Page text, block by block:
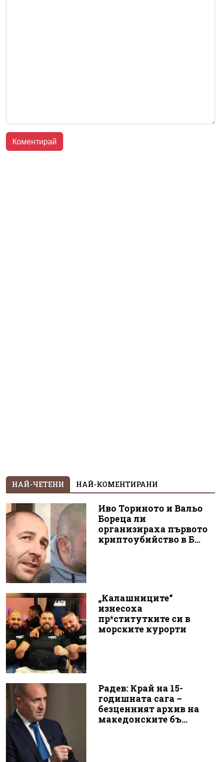
НАЙ-ЧЕТЕНИ НАЙ-КОМЕНТИРАНИ
Иво Ториното и Вальо
Бореца ли
организираха първото
криптоубийство в Б...
„Калашниците“
изнесоха
пр*ститутките си в
морските курорти
Радев: Край на 15-
годишната сага –
безценният архив на
македонските бъ...